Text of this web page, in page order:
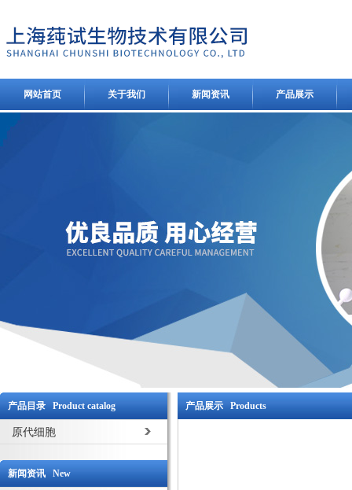
网站首页 关于我们 新闻资讯 产品展示
产品目录 Product catalog
原代细胞
新闻资讯 New
产品展示 Products